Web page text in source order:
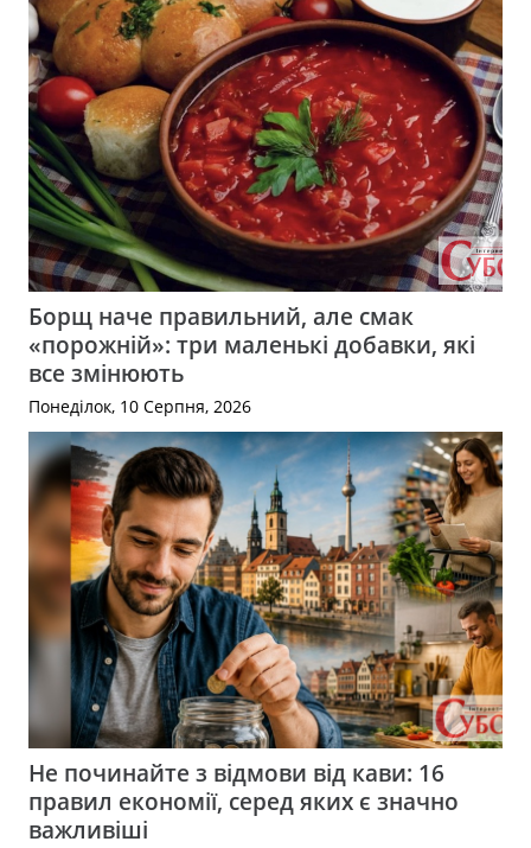
Борщ наче правильний, але смак
«порожній»: три маленькі добавки, які
все змінюють
Понеділок, 10 Серпня, 2026
Не починайте з відмови від кави: 16
правил економії, серед яких є значно
важливіші